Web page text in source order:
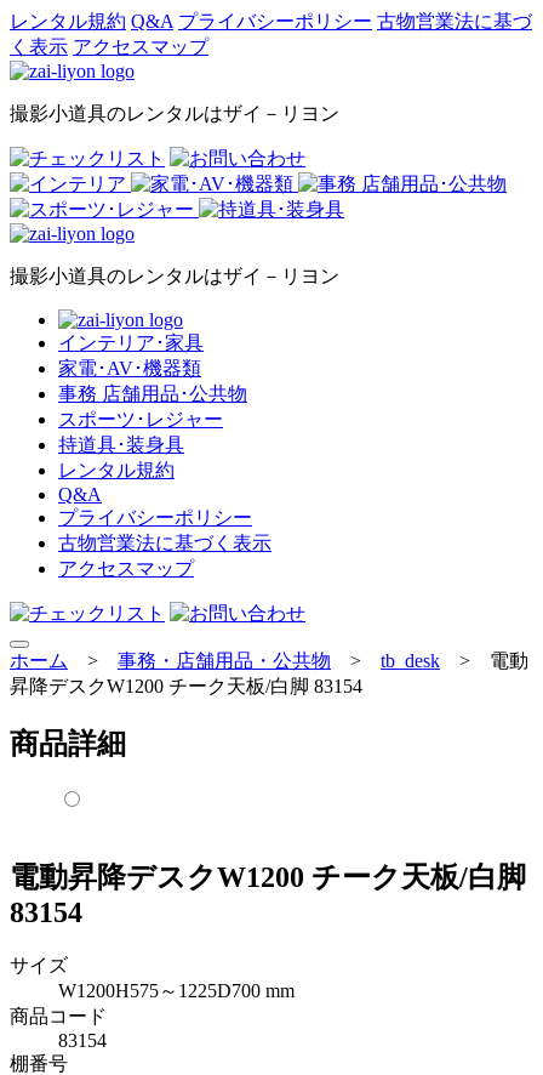
レンタル規約 Q&A プライバシーポリシー 古物営業法に基づ
く表示 アクセスマップ
撮影小道具のレンタルはザイ－リヨン
撮影小道具のレンタルはザイ－リヨン
インテリア･家具
家電･AV･機器類
事務 店舗用品･公共物
スポーツ･レジャー
持道具･装身具
レンタル規約
Q&A
プライバシーポリシー
古物営業法に基づく表示
アクセスマップ
ホーム > 事務・店舗用品・公共物 > tb_desk >
電動
昇降デスクW1200 チーク天板/白脚 83154
商品詳細
電動昇降デスクW1200 チーク天板/白脚
83154
サイズ
W1200H575～1225D700 mm
商品コード
83154
棚番号